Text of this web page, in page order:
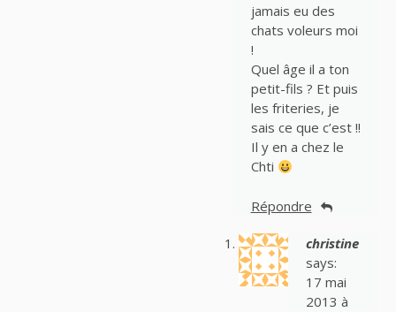
jamais eu des
chats voleurs moi
!
Quel âge il a ton
petit-fils ? Et puis
les friteries, je
sais ce que c’est !!
Il y en a chez le
Chti
Répondre
christine
says:
17 mai
2013 à